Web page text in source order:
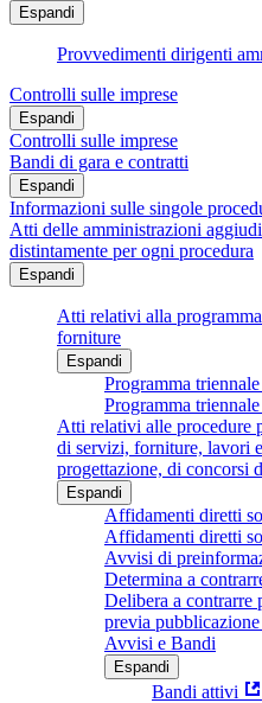
Espandi
Provvedimenti dirigenti
Controlli sulle imprese
Espandi
Controlli sulle imprese
Bandi di gara e contratti
Espandi
Informazioni sulle singole
Atti delle amministrazioni
distintamente per ogni procedura
Espandi
Atti relativi alla
forniture
Espandi
Programma
Programma
Atti relativi alle procedure
di servizi, forniture, lavori
progettazione, di concorsi
Espandi
Affidamenti diretti
Affidamenti diretti
Avvisi di
Determina a
Delibera a contrarre
previa
Avvisi e Bandi
Espandi
Bandi attivi